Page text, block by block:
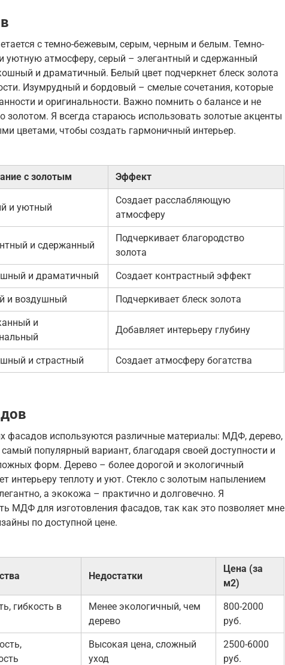
с темно-бежевым, серым, черным и белым. Темно-
уютную атмосферу, серый – элегантный и сдержанный
и драматичный. Белый цвет подчеркнет блеск золота
Изумрудный и бордовый – смелые сочетания, которые
и оригинальности. Важно помнить о балансе и не
золотом. Я всегда стараюсь использовать золотые акценты
цветами, чтобы создать гармоничный интерьер.
с золотым Эффект
и уютный
Создает расслабляющую
атмосферу
и сдержанный
Подчеркивает благородство
золота
и драматичный Создает контрастный эффект
и воздушный Подчеркивает блеск золота
и
Добавляет интерьеру глубину
и страстный Создает атмосферу богатства
фасадов используются различные материалы: МДФ, дерево,
популярный вариант, благодаря своей доступности и
форм. Дерево – более дорогой и экологичный
интерьеру теплоту и уют. Стекло с золотым напылением
а экокожа – практично и долговечно. Я
МДФ для изготовления фасадов, так как это позволяет мне
по доступной цене.
Недостатки
Цена (за
м2)
гибкость в
Менее экологичный, чем
дерево
800-2000
руб.
Высокая цена, сложный
уход
2500-6000
руб.